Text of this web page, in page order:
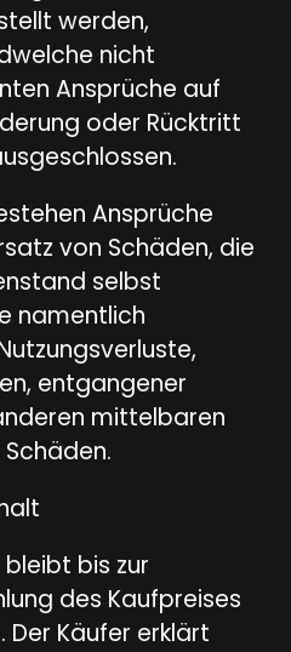
werden,
nicht
Ansprüche auf
oder Rücktritt
Ansprüche
von Schäden, die
selbst
namentlich
entgangener
mittelbaren
bleibt bis zur
des Kaufpreises
Der Käufer erklärt